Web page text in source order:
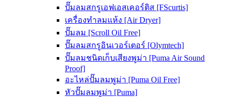
ปั๊มลมสกรูเอฟเอสเคอร์ติส [FScurtis]
เครื่องทำลมแห้ง [Air Dryer]
ปั๊มลม [Scroll Oil Free]
ปั๊มลมสกรูอินเวอร์เตอร์ [Olymtech]
ปั๊มลมชนิดเก็บเสียงพูม่า [Puma Air Sound
Proof]
อะไหล่ปั๊มลมพูม่า [Puma Oil Free]
หัวปั๊มลมพูม่า [Puma]